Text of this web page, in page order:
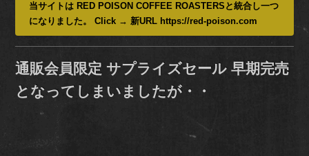
当サイトは RED POISON COFFEE ROASTERSと統合し一つ
になりました。 Click → 新URL https://red-poison.com
通販会員限定 サプライズセール 早期完売
となってしまいましたが・・